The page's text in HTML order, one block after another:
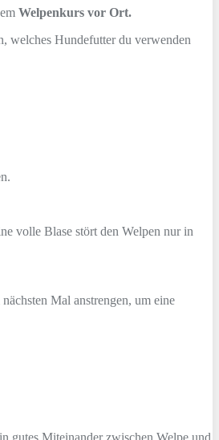
Welpenkurs vor Ort.
welches Hundefutter du verwenden
volle Blase stört den Welpen nur in
Mal anstrengen, um eine
gutes Miteinander zwischen Welpe und